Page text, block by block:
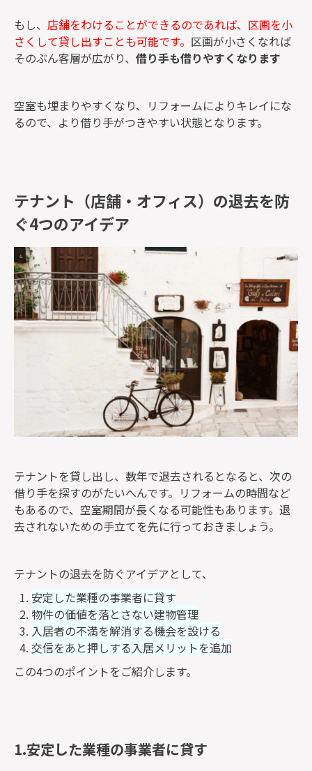
もし、 店舗をわけることができるのであれば、区画を小
さくして貸し出すことも可能です。 区画が小さくなれば
そのぶん客層が広がり、 借り手も借りやすくなります
空室も埋まりやすくなり、リフォームによりキレイにな
るので、より借り手がつきやすい状態となります。
テナント（店舗・オフィス）の退去を防
ぐ4つのアイデア
テナントを貸し出し、数年で退去されるとなると、次の
借り手を探すのがたいへんです。リフォームの時間など
もあるので、空室期間が長くなる可能性もあります。退
去されないための手立てを先に行っておきましょう。
テナントの退去を防ぐアイデアとして、
安定した業種の事業者に貸す
物件の価値を落とさない建物管理
入居者の不満を解消する機会を設ける
交信をあと押しする入居メリットを追加
この4つのポイントをご紹介します。
1.安定した業種の事業者に貸す